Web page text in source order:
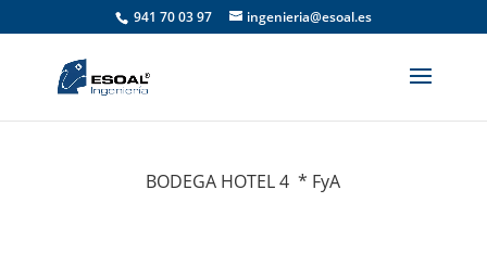
941 70 03 97 ingenieria@esoal.es
BODEGA HOTEL 4 * FyA